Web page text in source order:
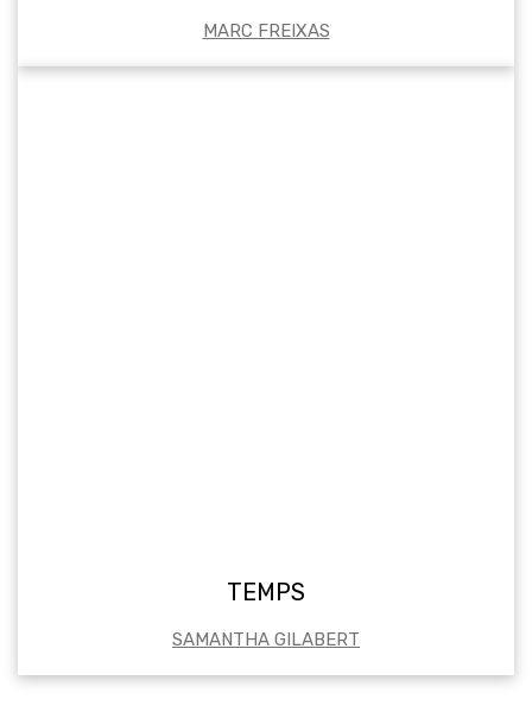
MARC FREIXAS
TEMPS
SAMANTHA GILABERT